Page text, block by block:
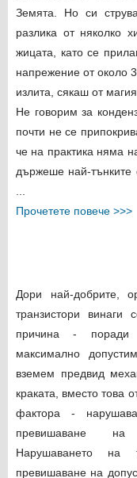
Земята. Но си
разлика от няколко
жицата, като се
напрежение от около
излита, сякаш от магия.
Не говорим за
почти не се
че на практика няма
държеше най-тънките
Прочетете повече >>>
Дори най-добрите,
транзистори
причина -
максимално
вземем предвид
краката, вместо това
фактора -
превишаване на
Нарушаването на
превишаване на